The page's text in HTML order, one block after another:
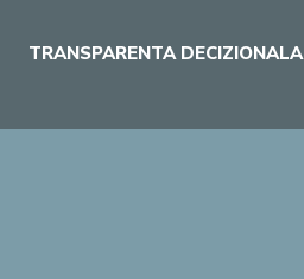
TRANSPARENTA DECIZIONALA